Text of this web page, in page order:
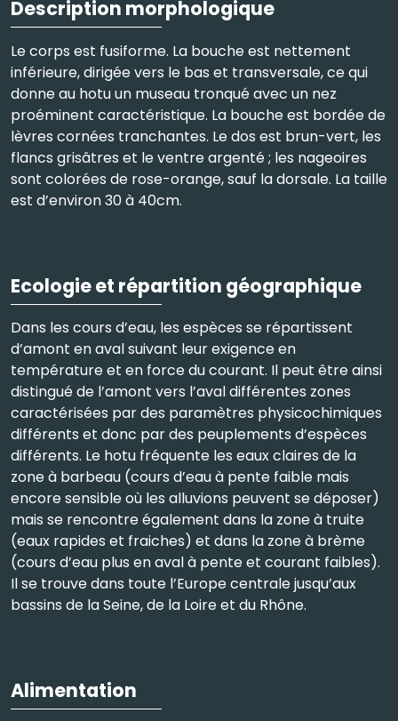
Description morphologique
Le corps est fusiforme. La bouche est nettement
inférieure, dirigée vers le bas et transversale, ce qui
donne au hotu un museau tronqué avec un nez
proéminent caractéristique. La bouche est bordée de
lèvres cornées tranchantes. Le dos est brun-vert, les
flancs grisâtres et le ventre argenté ; les nageoires
sont colorées de rose-orange, sauf la dorsale. La taille
est d’environ 30 à 40cm.
Ecologie et répartition géographique
Dans les cours d’eau, les espèces se répartissent
d’amont en aval suivant leur exigence en
température et en force du courant. Il peut être ainsi
distingué de l’amont vers l’aval différentes zones
caractérisées par des paramètres physicochimiques
différents et donc par des peuplements d’espèces
différents. Le hotu fréquente les eaux claires de la
zone à barbeau (cours d’eau à pente faible mais
encore sensible où les alluvions peuvent se déposer)
mais se rencontre également dans la zone à truite
(eaux rapides et fraiches) et dans la zone à brème
(cours d’eau plus en aval à pente et courant faibles).
Il se trouve dans toute l’Europe centrale jusqu’aux
bassins de la Seine, de la Loire et du Rhône.
Alimentation